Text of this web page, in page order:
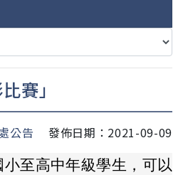
賽」
公告
發佈日期：2021-09-09
至高中年級學生，可以